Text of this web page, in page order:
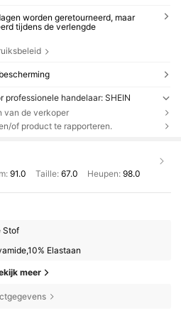
worden geretourneerd, maar
tijdens de verlengde
professionele handelaar: SHEIN
van de verkoper
of product te rapporteren.
91.0 Taille: 67.0 Heupen: 98.0
Stof
Elastaan
meer